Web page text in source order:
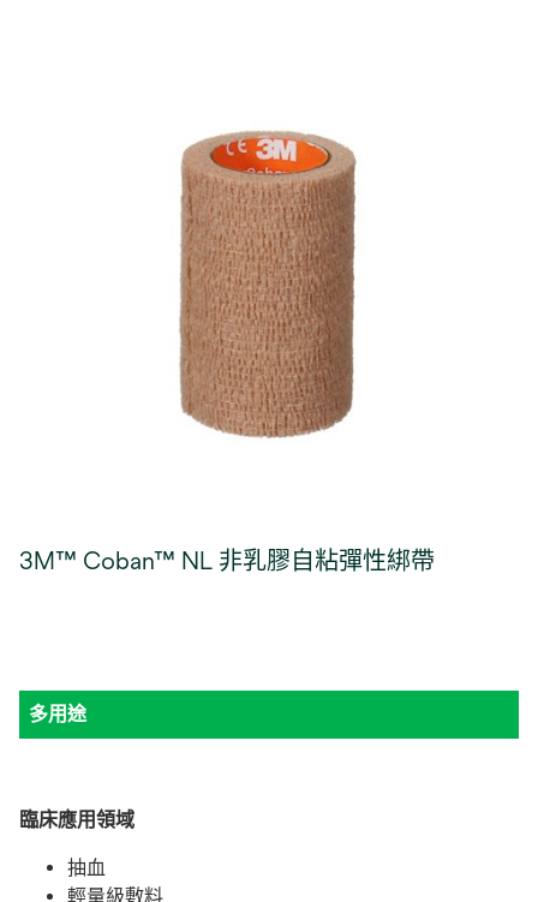
3M™ Coban™ NL 非乳膠自粘彈性綁帶
多用途
臨床應用領域
抽血
輕量級敷料